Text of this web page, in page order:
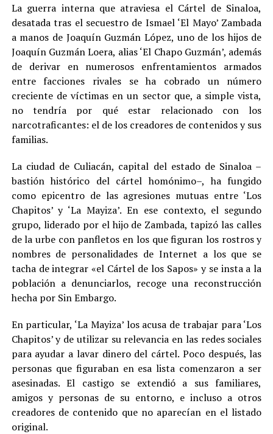
La guerra interna que atraviesa el Cártel de Sinaloa,
desatada tras el secuestro de Ismael ‘El Mayo’ Zambada
a manos de Joaquín Guzmán López, uno de los hijos de
Joaquín Guzmán Loera, alias ‘El Chapo Guzmán’, además
de derivar en numerosos enfrentamientos armados
entre facciones rivales se ha cobrado un número
creciente de víctimas en un sector que, a simple vista,
no tendría por qué estar relacionado con los
narcotraficantes: el de los creadores de contenidos y sus
familias.
La ciudad de Culiacán, capital del estado de Sinaloa –
bastión histórico del cártel homónimo–, ha fungido
como epicentro de las agresiones mutuas entre ‘Los
Chapitos’ y ‘La Mayiza’. En ese contexto, el segundo
grupo, liderado por el hijo de Zambada, tapizó las calles
de la urbe con panfletos en los que figuran los rostros y
nombres de personalidades de Internet a los que se
tacha de integrar «el Cártel de los Sapos» y se insta a la
población a denunciarlos, recoge una reconstrucción
hecha por Sin Embargo.
En particular, ‘La Mayiza’ los acusa de trabajar para ‘Los
Chapitos’ y de utilizar su relevancia en las redes sociales
para ayudar a lavar dinero del cártel. Poco después, las
personas que figuraban en esa lista comenzaron a ser
asesinadas. El castigo se extendió a sus familiares,
amigos y personas de su entorno, e incluso a otros
creadores de contenido que no aparecían en el listado
original.